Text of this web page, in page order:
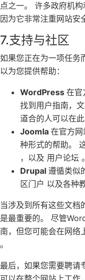
点之一。 许多政府机
因为它非常注重网站安
7.支持与社区
如果您正在为一项任务
以为您提供帮助：
WordPress 在官
找到用户指南，
道合的人可以在
Joomla 在官方
种形式的帮助。
，以及 用户论坛 。
Drupal 遵循类似
区门户 以及各种
当涉及到所有这些文
是最重要的。 尽管
南，但您可能会在网络
。
最后，如果您需要聘请